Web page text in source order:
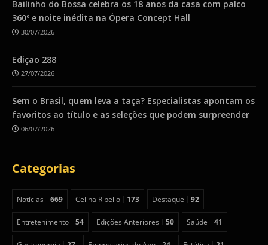
Bailinho do Bossa celebra os 18 anos da casa com palco
360º e noite inédita na Ópera Concept Hall
30/07/2026
Ediçao 288
27/07/2026
Sem o Brasil, quem leva a taça? Especialistas apontam os
favoritos ao título e as seleções que podem surpreender
06/07/2026
Categorias
Notícias 669 Celina Ribello 173 Destaque 92
Entretenimento 54 Edições Anteriores 50 Saúde 41